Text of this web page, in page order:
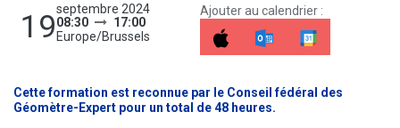
19septembre 2024
08:30
17:00
Europe/Brussels
Ajouter au calendrier :
Cette formation est reconnue par le Conseil fédéral des
Géomètre-Expert pour un total de 48 heures.